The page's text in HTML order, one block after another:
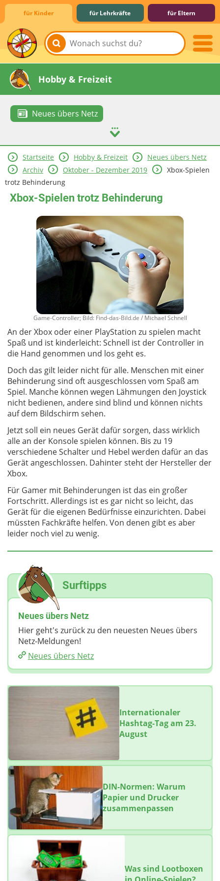
für Kinder für Lehrkräfte für Eltern
Lernen & Schule
Hobby & Freizeit
Neues übers Netz
Spiel & Spaß
Mitreden & Mitmachen
Startseite Hobby & Freizeit
Neues übers Netz
Archiv
Oktober - Dezember 2019
Xbox-Spielen
trotz Behinderung
Xbox-Spielen trotz Behinderung
Game-Controller; Bild: Find-das-Bild.de / Michael Schnell
An der Xbox oder einer PlayStation zu spielen macht
Spaß und ist kinderleicht: Schnell ist der Controller in
die Hand genommen und los geht es.
Doch das gilt leider nicht für alle. Menschen mit einer
Behinderung sind oft ausgeschlossen vom Spaß am
Spiel. Manche können wegen Lähmungen den Joystick
nicht bedienen, andere sind blind und können nichts
auf dem Bildschirm sehen.
Jetzt soll ein neues Gerät dafür sorgen, dass wirklich
alle an der Konsole spielen können. Bis zu 19
verschiedene Schalter und Hebel werden dafür an das
Gerät angeschlossen. Dahinter steht der Hersteller der
Xbox.
Für Gamer mit Behinderungen ist das ein großer
Fortschritt. Allerdings ist es gar nicht so leicht, das
Gerät für die eigenen Bedürfnisse einzurichten. Dabei
müssten Fachkräfte helfen. Von denen gibt es aber
leider noch viel zu wenig.
Surftipps
Neues übers Netz
Hier geht's zurück zu den neuesten Neues übers
Netz-Meldungen!
Neues übers Netz
Internationaler
Hashtag-Tag am 23.
August
DIN-Normen: Warum
Papier und Drucker
zusammenpassen
Was sind Lootboxen